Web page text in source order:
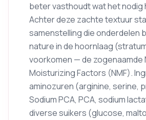
beter vasthoudt wat het
Achter deze zachte textuur
samenstelling die onderdelen
nature in de hoornlaag
voorkomen — de zogenaamde
Moisturizing Factors (NMF).
aminozuren (arginine, serine,
Sodium PCA, PCA, sodium
diverse suikers (glucose,